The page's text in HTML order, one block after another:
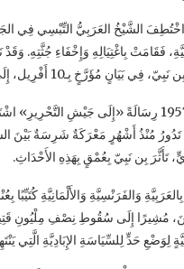
08 أَفْرِيل 1957، اخْتُطِفَ الشَّيْخُ العَرَبِيُّ
فَقَامَتْ بِاغْتِيَالِهِ وَإِخْفَاءِ جُثَّتِهِ.
هَذِهِ الرِّوَايَةِ، مُعَبِّرًا عَنِ اسْتِغْرَابِهِ مِنْ صَمْتِ القِيَادَةِ الرَّسْمِيَّةِ لِلثَّوْرَةِ.
ثُمَّ وَجَّهَ يَوْمَ 24 أَفْرِيل 1957 رِسَالَةً
تَدُورُ مُنْذُ أَشْهُرٍ مَعْرَكَةٌ شَرِسَةٌ بَيْنَ
تَأَثَّرَ بِن نَبِيّ بِعُمْقٍ بِهَذِهِ الأَحْدَاثِ.
مُشِيرًا إِلَى سُقُوطِ نِصْفِ مِلْيُونِ
لِوَضْعِ حَدٍّ لِلسِّيَاسَةِ الإِبَادِيَّةِ الَّتِي